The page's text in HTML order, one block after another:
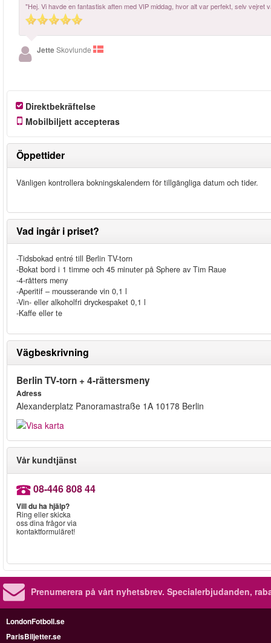
"Hej. Vi havde en fantastisk aften med VIP middag, hvor alt var perfekt, selv
JetteSkovlunde
Direktbekräftelse
Mobilbiljett accepteras
Öppettider
Vänligen kontrollera bokningskalendern för tillgängliga datum och tider.
Vad ingår i priset?
-Tidsbokad entré till Berlin TV-torn
-Bokat bord i 1 timme och 45 minuter på Sphere av Tim Raue
-4-rätters meny
-Aperitif – mousserande vin 0,1 l
-Vin- eller alkoholfri dryckespaket 0,1 l
-Kaffe eller te
Vägbeskrivning
Berlin TV-torn + 4-rättersmeny
Adress
Alexanderplatz Panoramastraße 1A 10178 Berlin
Vår kundtjänst
08-446 808 44
Vill du ha hjälp?
Ring eller skicka
oss dina frågor via
kontaktformuläret!
Prenumerera på vårt nyhetsbrev. Specialerbjudanden,
LondonFotboll.se
ParisBiljetter.se